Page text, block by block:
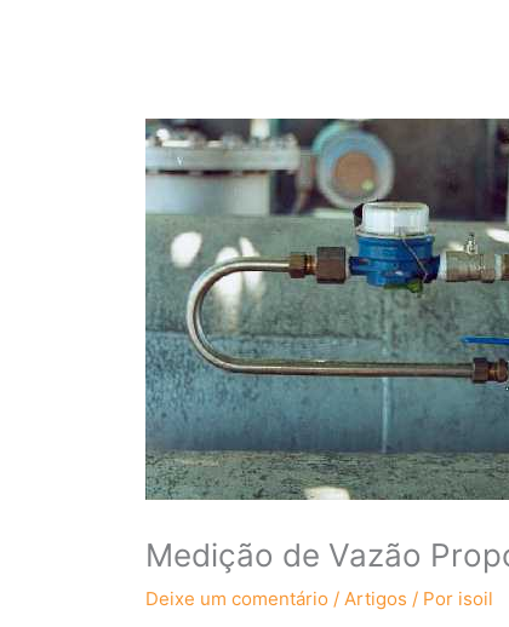
Medição de Vazão
Deixe um comentário / Artigos / Por isoil